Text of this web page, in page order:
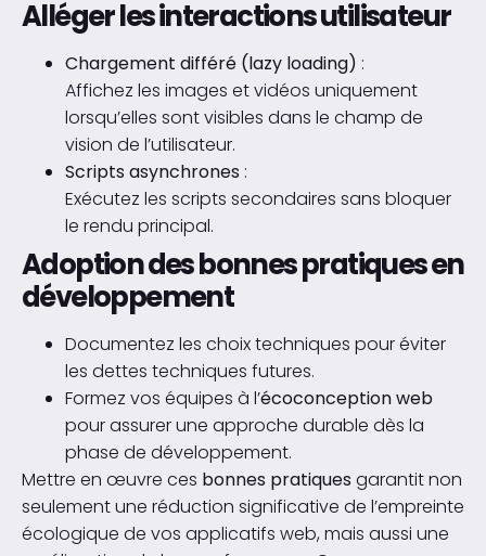
Alléger les interactions utilisateur
Chargement différé (lazy loading) :
Affichez les images et vidéos uniquement
lorsqu’elles sont visibles dans le champ de
vision de l’utilisateur.
Scripts asynchrones :
Exécutez les scripts secondaires sans bloquer
le rendu principal.
Adoption des bonnes pratiques en
développement
Documentez les choix techniques pour éviter
les dettes techniques futures.
Formez vos équipes à l’écoconception web
pour assurer une approche durable dès la
phase de développement.
Mettre en œuvre ces bonnes pratiques garantit non
seulement une réduction significative de l’empreinte
écologique de vos applicatifs web, mais aussi une